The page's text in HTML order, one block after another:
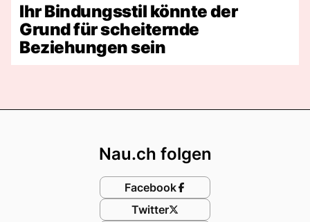
Ihr Bindungsstil könnte der
Grund für scheiternde
Beziehungen sein
Nau.ch folgen
Facebook
Twitter